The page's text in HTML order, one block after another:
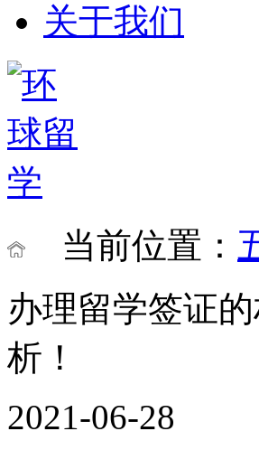
关于我们
当前位置：
办理留学签证
析！
2021-06-28